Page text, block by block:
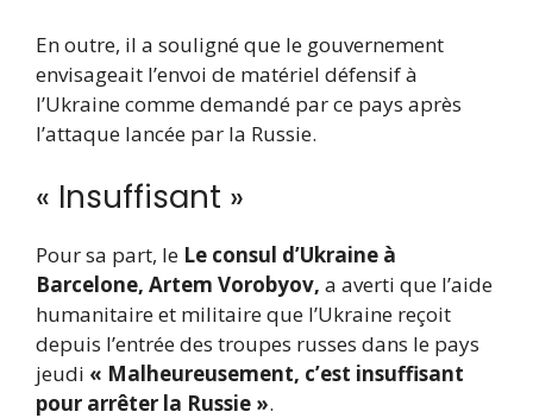
En outre, il a souligné que le gouvernement
envisageait l’envoi de matériel défensif à
l’Ukraine comme demandé par ce pays après
l’attaque lancée par la Russie.
« Insuffisant »
Pour sa part, le Le consul d’Ukraine à
Barcelone, Artem Vorobyov, a averti que l’aide
humanitaire et militaire que l’Ukraine reçoit
depuis l’entrée des troupes russes dans le pays
jeudi « Malheureusement, c’est insuffisant
pour arrêter la Russie ».